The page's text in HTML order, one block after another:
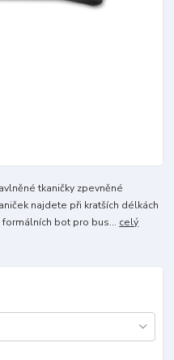
tkaničky zpevněné
najdete při kratších délkách
bot pro bus... celý